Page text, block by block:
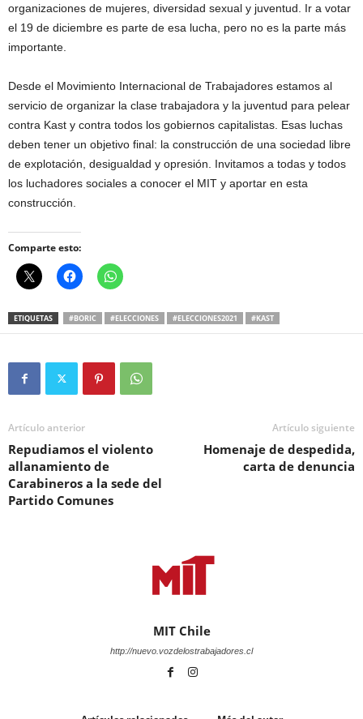
organizaciones de mujeres, diversidad sexual y juventud. Ir a votar
el 19 de diciembre es parte de esa lucha, pero no es la parte más
importante.
Desde el Movimiento Internacional de Trabajadores estamos al
servicio de organizar la clase trabajadora y la juventud para pelear
contra Kast y contra todos los gobiernos capitalistas. Esas luchas
deben tener un objetivo final: la construcción de una sociedad libre
de explotación, desigualdad y opresión. Invitamos a todas y todos
los luchadores sociales a conocer el MIT y aportar en esta
construcción.
Comparte esto:
ETIQUETAS #BORIC #ELECCIONES #ELECCIONES2021 #KAST
Artículo anterior
Repudiamos el violento
allanamiento de
Carabineros a la sede del
Partido Comunes
Artículo siguiente
Homenaje de despedida,
carta de denuncia
MIT Chile
http://nuevo.vozdelostrabajadores.cl